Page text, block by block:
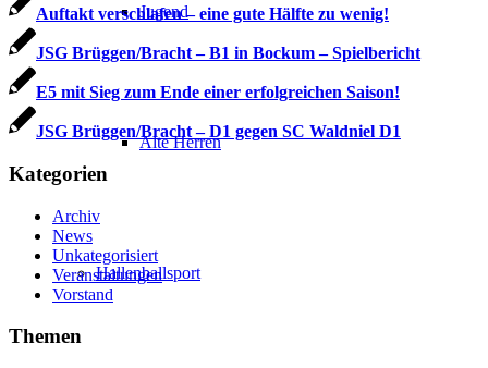
Jugend
Alte Herren
Hallenballsport
Auftakt verschlafen – eine gute Hälfte zu wenig!
JSG Brüggen/Bracht – B1 in Bockum – Spielbericht
E5 mit Sieg zum Ende einer erfolgreichen Saison!
JSG Brüggen/Bracht – D1 gegen SC Waldniel D1
Kategorien
Archiv
News
Unkategorisiert
Veranstaltungen
Vorstand
Themen